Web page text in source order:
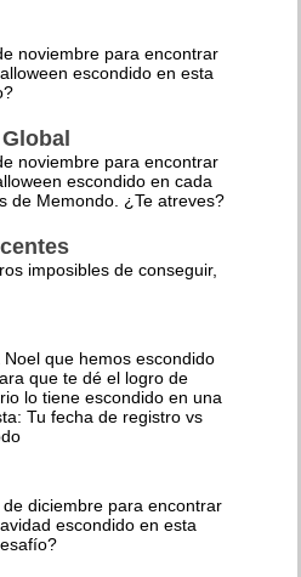
noviembre para encontrar
escondido en esta
noviembre para encontrar
escondido en cada
de Memondo. ¿Te atreves?
imposibles de conseguir,
que hemos escondido
que te dé el logro de
lo tiene escondido en una
Tu fecha de registro vs
diciembre para encontrar
escondido en esta